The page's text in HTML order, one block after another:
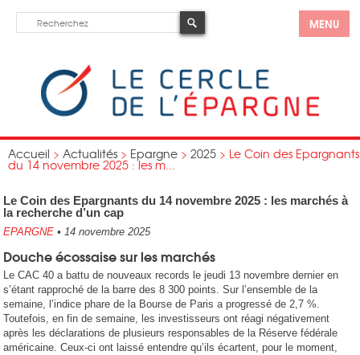
MENU
Accueil > Actualités > Epargne > 2025 > Le Coin des Epargnants
du 14 novembre 2025 : les m...
Le Coin des Epargnants du 14 novembre 2025 : les marchés à
la recherche d’un cap
EPARGNE • 14 novembre 2025
Douche écossaise sur les marchés
Le CAC 40 a battu de nouveaux records le jeudi 13 novembre dernier en
s’étant rapproché de la barre des 8 300 points. Sur l’ensemble de la
semaine, l’indice phare de la Bourse de Paris a progressé de 2,7 %.
Toutefois, en fin de semaine, les investisseurs ont réagi négativement
après les déclarations de plusieurs responsables de la Réserve fédérale
américaine. Ceux-ci ont laissé entendre qu’ils écartent, pour le moment,